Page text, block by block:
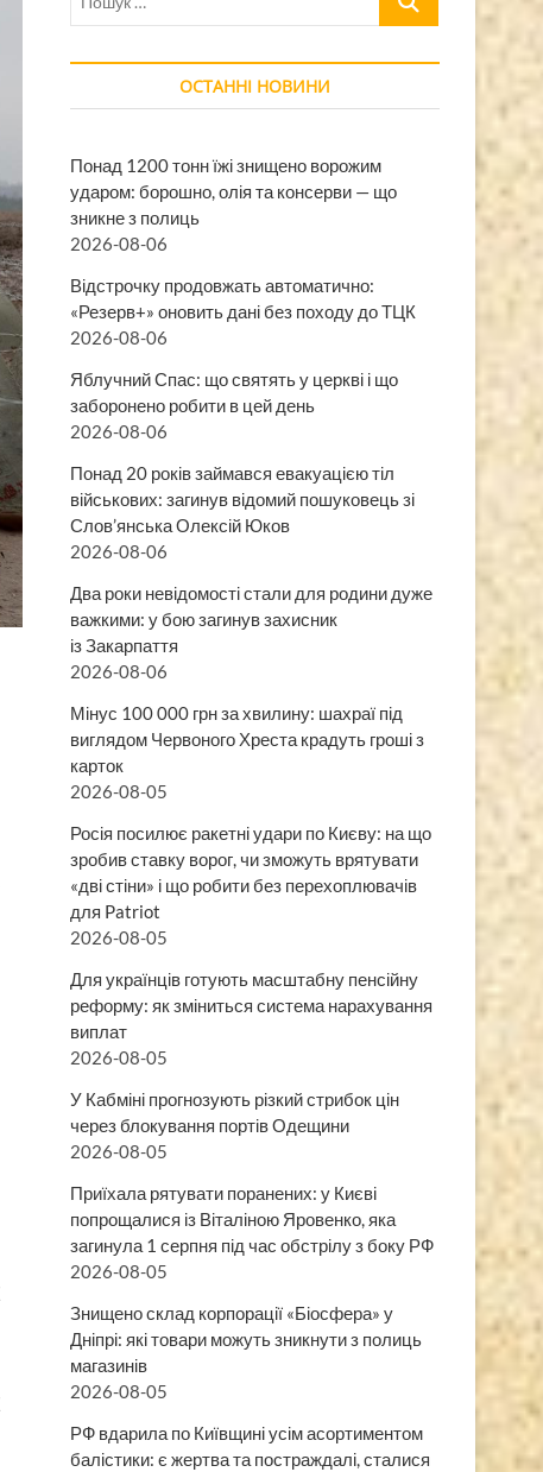
ОСТАННІ НОВИНИ
Понад 1200 тонн їжі знищено ворожим
ударом: борошно, олія та консерви — що
зникне з полиць
2026-08-06
Відстрочку продовжать автоматично:
«Резерв+» оновить дані без походу до ТЦК
2026-08-06
Яблучний Спас: що святять у церкві і що
заборонено робити в цей день
2026-08-06
Понад 20 років займався евакуацією тіл
військових: загинув відомий пошуковець зі
Слов’янська Олексій Юков
2026-08-06
Два роки невідомості стали для родини дуже
важкими: у бою загинув захисник
із Закарпаття
2026-08-06
Мінус 100 000 грн за хвилину: шахраї під
виглядом Червоного Хреста крадуть гроші з
карток
2026-08-05
Росія посилює ракетні удари по Києву: на що
зробив ставку ворог, чи зможуть врятувати
«дві стіни» і що робити без перехоплювачів
для Patriot
2026-08-05
Для українців готують масштабну пенсійну
реформу: як зміниться система нарахування
виплат
2026-08-05
У Кабміні прогнозують різкий стрибок цін
через блокування портів Одещини
2026-08-05
Приїхала рятувати поранених: у Києві
попрощалися із Віталіною Яровенко, яка
загинула 1 серпня під час обстрілу з боку РФ
2026-08-05
Знищено склад корпорації «Біосфера» у
Дніпрі: які товари можуть зникнути з полиць
магазинів
2026-08-05
РФ вдарила по Київщині усім асортиментом
балістики: є жертва та постраждалі, сталися